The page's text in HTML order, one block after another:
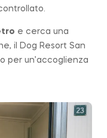
e cerca una
il Dog Resort San
per un’accoglienza